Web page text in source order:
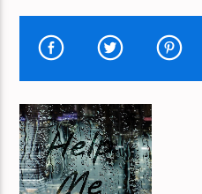
HUIDIG NUMMER
HITS FROM THE HEARTLAND
CAMILLE JANSZEN